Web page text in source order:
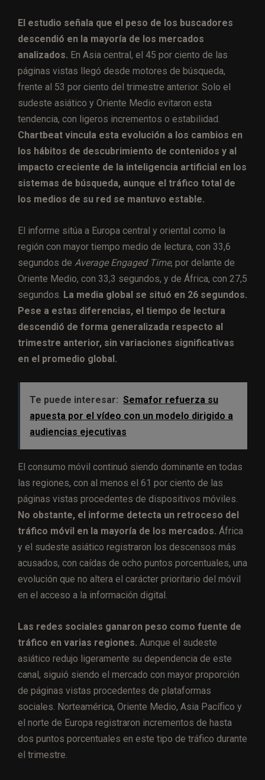
El estudio señala que el peso de los buscadores
descendió en la mayoría de los mercados
analizados. En Asia central, el 45 por ciento de las
páginas vistas llegó desde motores de búsqueda,
frente al 53 por ciento del trimestre anterior. Solo el
sudeste asiático y Oriente Medio evitaron esta
tendencia, con ligeros incrementos o estabilidad.
Chartbeat vincula esta evolución a los cambios en
los hábitos de descubrimiento de contenidos y al
impacto creciente de la inteligencia artificial en los
sistemas de búsqueda, aunque el tráfico total de
los medios de su red se mantuvo estable.
El informe sitúa a Europa central y oriental como la
región con mayor tiempo medio de lectura, con 33,6
segundos de Average Engaged Time, por delante de
Oriente Medio, con 33,3 segundos, y de África, con 27,5
segundos. La media global se situó en 26 segundos.
Pese a estas diferencias, el tiempo de lectura
descendió de forma generalizada respecto al
trimestre anterior, sin variaciones significativas
en el promedio global.
Te puede interesar: Semafor refuerza su
apuesta por el vídeo con un modelo dirigido a
audiencias ejecutivas
El consumo móvil continuó siendo dominante en todas
las regiones, con al menos el 61 por ciento de las
páginas vistas procedentes de dispositivos móviles.
No obstante, el informe detecta un retroceso del
tráfico móvil en la mayoría de los mercados. África
y el sudeste asiático registraron los descensos más
acusados, con caídas de ocho puntos porcentuales, una
evolución que no altera el carácter prioritario del móvil
en el acceso a la información digital.
Las redes sociales ganaron peso como fuente de
tráfico en varias regiones. Aunque el sudeste
asiático redujo ligeramente su dependencia de este
canal, siguió siendo el mercado con mayor proporción
de páginas vistas procedentes de plataformas
sociales. Norteamérica, Oriente Medio, Asia Pacífico y
el norte de Europa registraron incrementos de hasta
dos puntos porcentuales en este tipo de tráfico durante
el trimestre.